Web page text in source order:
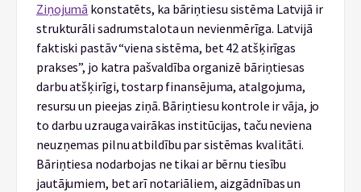
Ziņojumā konstatēts, ka bāriņtiesu sistēma Latvijā ir
strukturāli sadrumstalota un nevienmērīga. Latvijā
faktiski pastāv “viena sistēma, bet 42 atšķirīgas
prakses”, jo katra pašvaldība organizē bāriņtiesas
darbu atšķirīgi, tostarp finansējuma, atalgojuma,
resursu un pieejas ziņā. Bāriņtiesu kontrole ir vāja, jo
to darbu uzrauga vairākas institūcijas, taču neviena
neuzņemas pilnu atbildību par sistēmas kvalitāti.
Bāriņtiesa nodarbojas ne tikai ar bērnu tiesību
jautājumiem, bet arī notariāliem, aizgādnības un